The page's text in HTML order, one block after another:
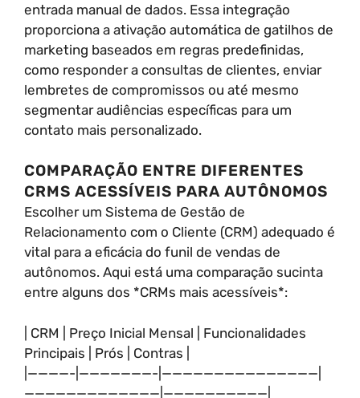
entrada manual de dados. Essa integração
proporciona a ativação automática de gatilhos de
marketing baseados em regras predefinidas,
como responder a consultas de clientes, enviar
lembretes de compromissos ou até mesmo
segmentar audiências específicas para um
contato mais personalizado.
COMPARAÇÃO ENTRE DIFERENTES
CRMS ACESSÍVEIS PARA AUTÔNOMOS
Escolher um Sistema de Gestão de
Relacionamento com o Cliente (CRM) adequado é
vital para a eficácia do funil de vendas de
autônomos. Aqui está uma comparação sucinta
entre alguns dos *CRMs mais acessíveis*:
| CRM | Preço Inicial Mensal | Funcionalidades
Principais | Prós | Contras |
|————-|———————-|———————————————|
—————————————|——————————|